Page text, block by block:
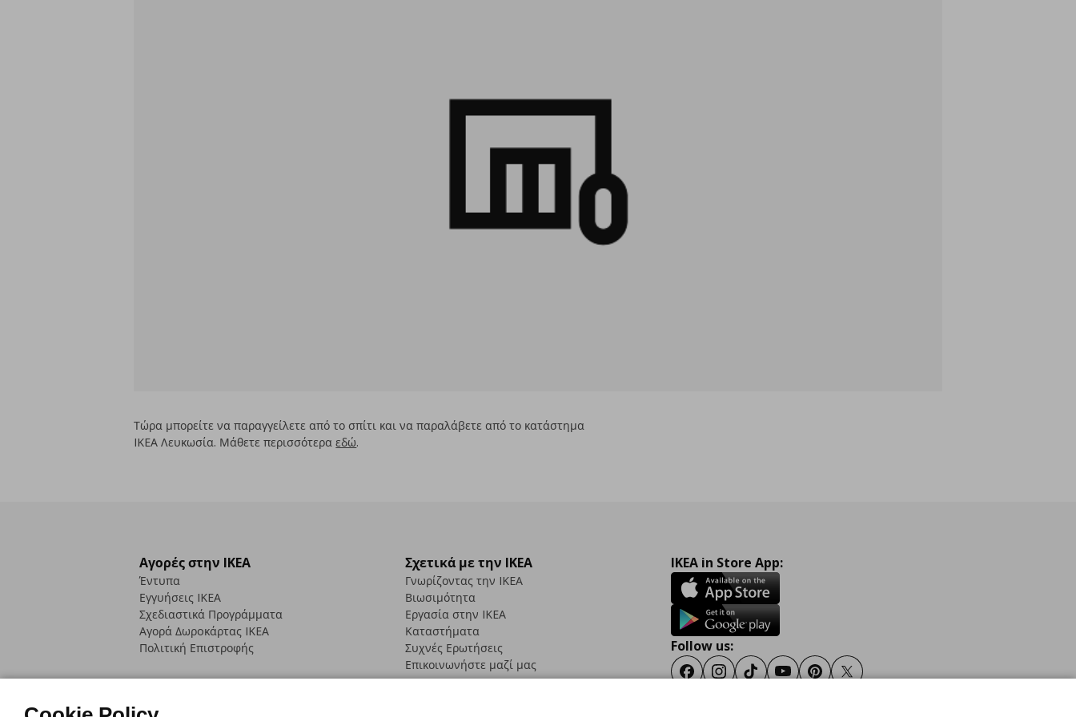
Τώρα μπορείτε να παραγγείλετε από το σπίτι και να παραλάβετε από το κατάστημα
IKEA Λευκωσία. Μάθετε περισσότεραεδώ.
Αγορές στην IKEA
Έντυπα
Εγγυήσεις IKEA
Σχεδιαστικά Προγράμματα
Αγορά Δωρoκάρτας IKEA
Πολιτική Επιστροφής
Σχετικά με την IKEA
Γνωρίζοντας την IKEA
Βιωσιμότητα
Εργασία στην IKEA
Καταστήματα
Συχνές Ερωτήσεις
Επικοινωνήστε μαζί μας
IKEA in Store App:
Follow us:
FacebookInstagram
TikTokYoutubePinterestTwitter